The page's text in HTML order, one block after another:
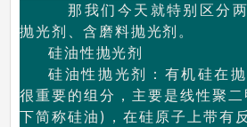
那我们今天就特别区分
抛光剂、含磨料抛光剂。
硅油性抛光剂
硅油性抛光剂：有机硅在
很重要的组分，主要是线性聚
下简称硅油)，在硅原子上带有